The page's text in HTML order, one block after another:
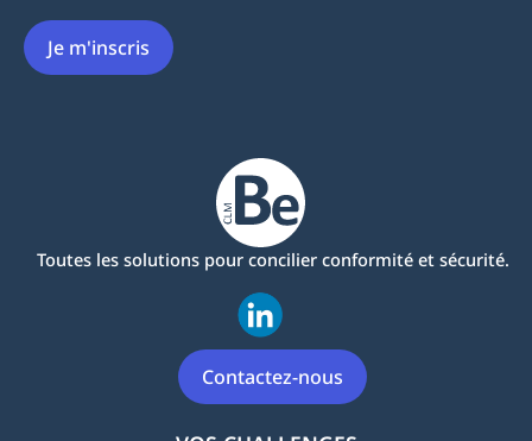
Je m'inscris
Toutes les solutions pour concilier conformité et sécurité.
Contactez-nous